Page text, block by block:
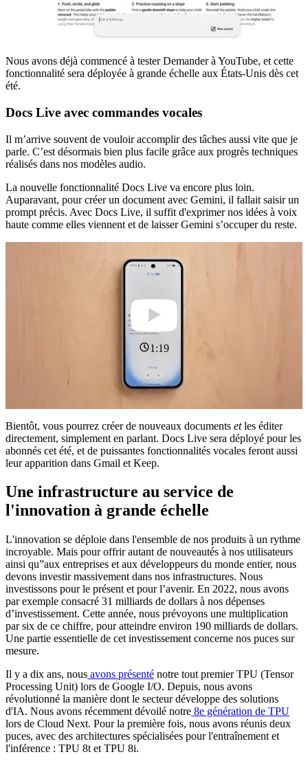
Nous avons déjà commencé à tester Demander à YouTube, et cette
fonctionnalité sera déployée à grande échelle aux États-Unis dès cet
été.
Docs Live avec commandes vocales
Il m’arrive souvent de vouloir accomplir des tâches aussi vite que je
parle. C’est désormais bien plus facile grâce aux progrès techniques
réalisés dans nos modèles audio.
La nouvelle fonctionnalité Docs Live va encore plus loin.
Auparavant, pour créer un document avec Gemini, il fallait saisir un
prompt précis. Avec Docs Live, il suffit d'exprimer nos idées à voix
haute comme elles viennent et de laisser Gemini s’occuper du reste.
1:19
Bientôt, vous pourrez créer de nouveaux documents etles éditer
directement, simplement en parlant. Docs Live sera déployé pour les
abonnés cet été, et de puissantes fonctionnalités vocales feront aussi
leur apparition dans Gmail et Keep.
Une infrastructure au service de
l'innovation à grande échelle
L'innovation se déploie dans l'ensemble de nos produits à un rythme
incroyable. Mais pour offrir autant de nouveautés à nos utilisateurs
ainsi qu”aux entreprises et aux développeurs du monde entier, nous
devons investir massivement dans nos infrastructures. Nous
investissons pour le présent et pour l’avenir. En 2022, nous avons
par exemple consacré 31 milliards de dollars à nos dépenses
d’investissement. Cette année, nous prévoyons une multiplication
par six de ce chiffre, pour atteindre environ 190 milliards de dollars.
Une partie essentielle de cet investissement concerne nos puces sur
mesure.
Il y a dix ans, nous avons présenté notre tout premier TPU (Tensor
Processing Unit) lors de Google I/O. Depuis, nous avons
révolutionné la manière dont le secteur développe des solutions
d'IA. Nous avons récemment dévoilé notre 8e génération de TPU
lors de Cloud Next. Pour la première fois, nous avons réunis deux
puces, avec des architectures spécialisées pour l'entraînement et
l'inférence : TPU 8t et TPU 8i.